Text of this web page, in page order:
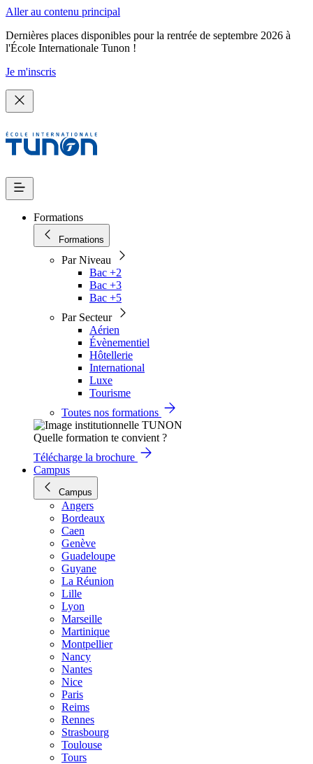
Aller au contenu principal
Dernières places disponibles pour la rentrée de septembre 2026 à
l'École Internationale Tunon !
Je m'inscris
Formations
Formations
Par Niveau
Bac +2
Bac +3
Bac +5
Par Secteur
Aérien
Évènementiel
Hôtellerie
International
Luxe
Tourisme
Toutes nos formations
Quelle formation te convient ?
Télécharge la brochure
Campus
Campus
Angers
Bordeaux
Caen
Genève
Guadeloupe
Guyane
La Réunion
Lille
Lyon
Marseille
Martinique
Montpellier
Nancy
Nantes
Nice
Paris
Reims
Rennes
Strasbourg
Toulouse
Tours